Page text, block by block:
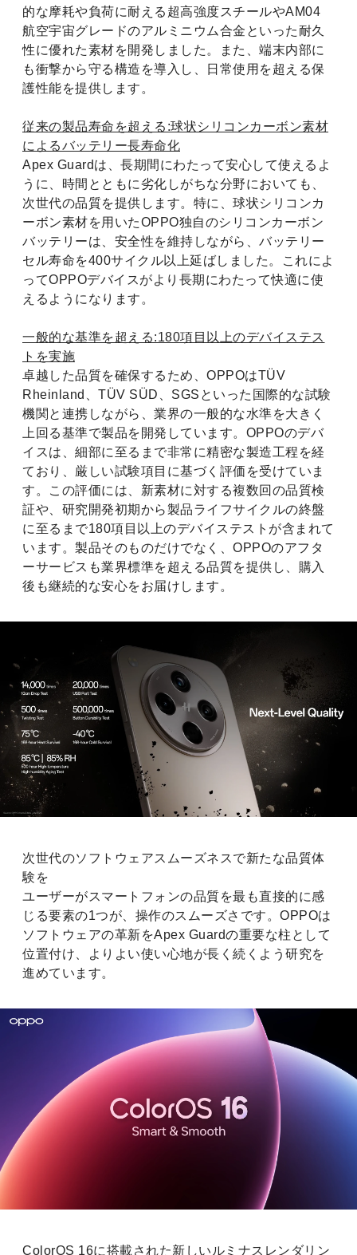
的な摩耗や負荷に耐える超高強度スチールやAM04
航空宇宙グレードのアルミニウム合金といった耐久
性に優れた素材を開発しました。また、端末内部に
も衝撃から守る構造を導入し、日常使用を超える保
護性能を提供します。
従来の製品寿命を超える:球状シリコンカーボン素材
によるバッテリー長寿命化
Apex Guardは、長期間にわたって安心して使えるよ
うに、時間とともに劣化しがちな分野においても、
次世代の品質を提供します。特に、球状シリコンカ
ーボン素材を用いたOPPO独自のシリコンカーボン
バッテリーは、安全性を維持しながら、バッテリー
セル寿命を400サイクル以上延ばしました。これによ
ってOPPOデバイスがより長期にわたって快適に使
えるようになります。
一般的な基準を超える:180項目以上のデバイステス
トを実施
卓越した品質を確保するため、OPPOはTÜV
Rheinland、TÜV SÜD、SGSといった国際的な試験
機関と連携しながら、業界の一般的な水準を大きく
上回る基準で製品を開発しています。OPPOのデバ
イスは、細部に至るまで非常に精密な製造工程を経
ており、厳しい試験項目に基づく評価を受けていま
す。この評価には、新素材に対する複数回の品質検
証や、研究開発初期から製品ライフサイクルの終盤
に至るまで180項目以上のデバイステストが含まれて
います。製品そのものだけでなく、OPPOのアフタ
ーサービスも業界標準を超える品質を提供し、購入
後も継続的な安心をお届けします。
次世代のソフトウェアスムーズネスで新たな品質体
験を
ユーザーがスマートフォンの品質を最も直接的に感
じる要素の1つが、操作のスムーズさです。OPPOは
ソフトウェアの革新をApex Guardの重要な柱として
位置付け、よりよい使い心地が長く続くよう研究を
進めています。
ColorOS 16に搭載された新しいルミナスレンダリン